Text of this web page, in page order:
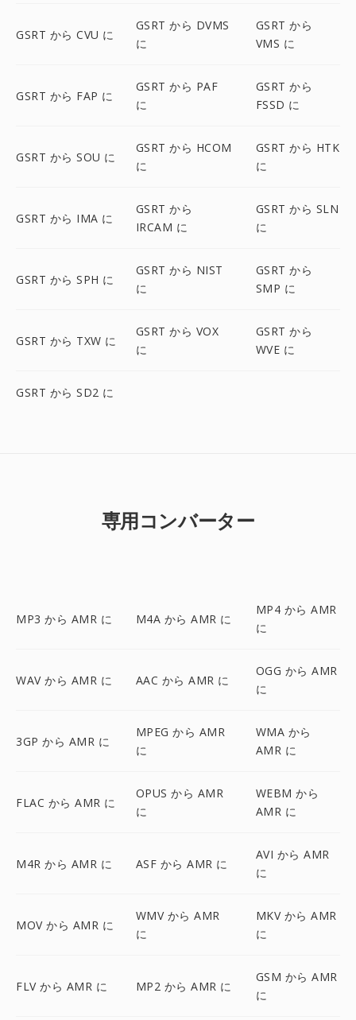
GSRT から CVU に
GSRT から DVMS
に
GSRT から
VMS に
GSRT から FAP に
GSRT から PAF
に
GSRT から
FSSD に
GSRT から SOU に
GSRT から HCOM
に
GSRT から HTK
に
GSRT から IMA に
GSRT から
IRCAM に
GSRT から SLN
に
GSRT から SPH に
GSRT から NIST
に
GSRT から
SMP に
GSRT から TXW に
GSRT から VOX
に
GSRT から
WVE に
GSRT から SD2 に
専用コンバーター
MP3 から AMR に M4A から AMR に
MP4 から AMR
に
WAV から AMR に AAC から AMR に
OGG から AMR
に
3GP から AMR に
MPEG から AMR
に
WMA から
AMR に
FLAC から AMR に
OPUS から AMR
に
WEBM から
AMR に
M4R から AMR に ASF から AMR に
AVI から AMR
に
MOV から AMR に
WMV から AMR
に
MKV から AMR
に
FLV から AMR に MP2 から AMR に
GSM から AMR
に